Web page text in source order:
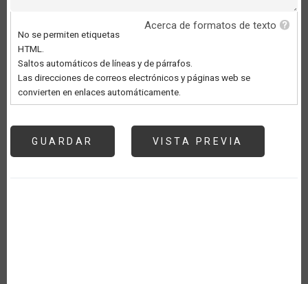
Acerca de formatos de texto
No se permiten etiquetas
HTML.
Saltos automáticos de líneas y de párrafos.
Las direcciones de correos electrónicos y páginas web se
convierten en enlaces automáticamente.